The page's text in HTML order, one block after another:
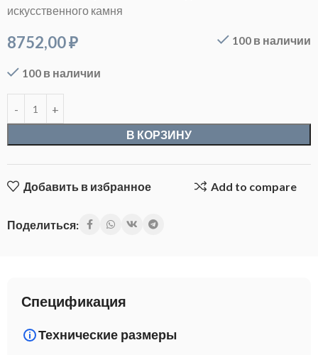
искусственного камня
8752,00₽ 100 в наличии
100 в наличии
В КОРЗИНУ
Добавить в избранное Add to compare
Поделиться:
Спецификация
Технические размеры